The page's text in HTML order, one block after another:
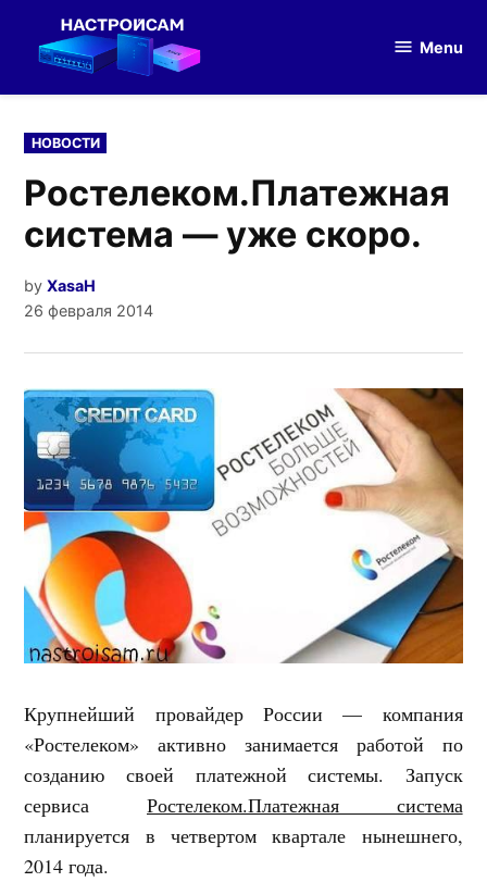
оборудования
Menu
POSTED
IN
НОВОСТИ
Ростелеком.Платежная
система — уже скоро.
by XasaH
26 февраля 2014
Крупнейший провайдер России — компания
«Ростелеком» активно занимается работой по
созданию своей платежной системы. Запуск
сервиса Ростелеком.Платежная система
планируется в четвертом квартале нынешнего,
2014 года.